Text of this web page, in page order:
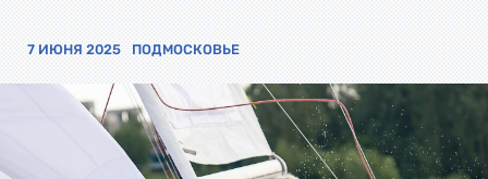
7 ИЮНЯ 2025 ПОДМОСКОВЬЕ